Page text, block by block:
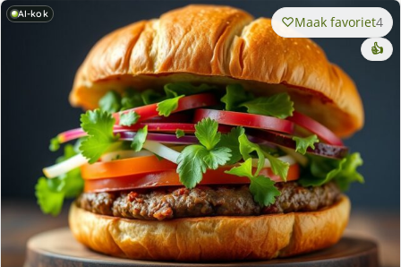
AI-kok Maak favoriet4
👍